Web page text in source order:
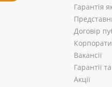
Гарантія
Договір
Вакансії
Гарантії
Акції